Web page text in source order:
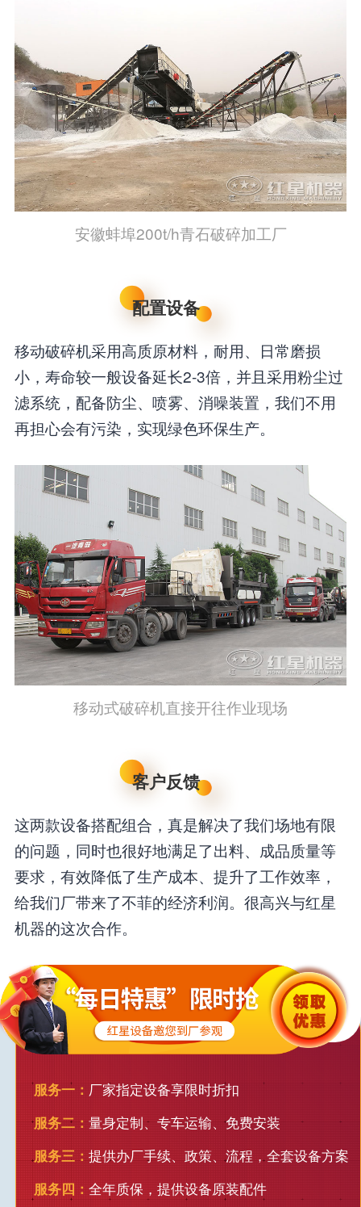
安徽蚌埠200t/h青石破碎加工厂
配置设备
移动破碎机采用高质原材料，耐用、日常磨损
小，寿命较一般设备延长2-3倍，并且采用粉尘过
滤系统，配备防尘、喷雾、消噪装置，我们不用
再担心会有污染，实现绿色环保生产。
移动式破碎机直接开往作业现场
客户反馈
这两款设备搭配组合，真是解决了我们场地有限
的问题，同时也很好地满足了出料、成品质量等
要求，有效降低了生产成本、提升了工作效率，
给我们厂带来了不菲的经济利润。很高兴与红星
机器的这次合作。
服务一： 厂家指定设备享限时折扣
服务二： 量身定制、专车运输、免费安装
服务三： 提供办厂手续、政策、流程，全套设备方案
服务四： 全年质保，提供设备原装配件